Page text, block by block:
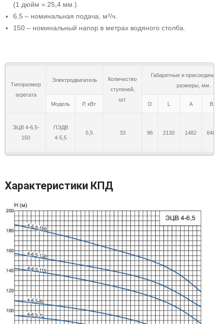
(1 дюйм = 25,4 мм.)
6,5 – номинальная подача, м³/ч.
150 – номинальный напор в метрах водяного столба.
Типоразмер
агрегата
Электродвигатель
Количество
ступеней,
шт.
Габаритные и
размеры, мм.
Модель Р, кВт D A B
ЭЦВ 4-6,5-
150
ПЭДВ
4-5,5
5,5 33 96 2130 1482 648
Характеристики КПД